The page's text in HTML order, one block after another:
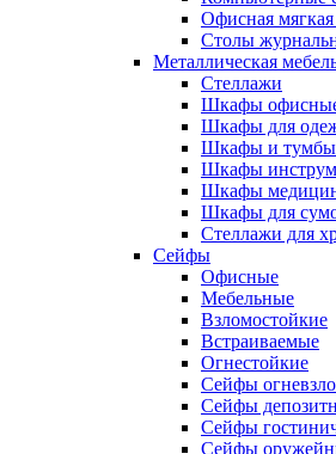
Офисная
Столы
Металлическая
Стеллажи
Шкафы офисные
Шкафы для
Шкафы и тумбы
Шкафы
Шкафы
Шкафы для
Стеллажи для
Сейфы
Офисные
Мебельные
Взломостойкие
Встраиваемые
Огнестойкие
Сейфы
Сейфы
Сейфы
Сейфы